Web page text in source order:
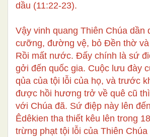
dầu (11:22-23).
Vậy vinh quang Thiên Chúa dần
cưỡng, đường vệ, bỏ Đền thờ và
Rồi mất nước. Đấy chính là sứ
gởi đến quốc gia. Cuộc lưu đày
qủa của tội lỗi của họ, và trước
được hồi hương trở về quê cũ
với Chúa đã. Sứ điệp này lên
Êdêkien tha thiết kêu lên trong
trừng phạt tội lỗi của Thiên